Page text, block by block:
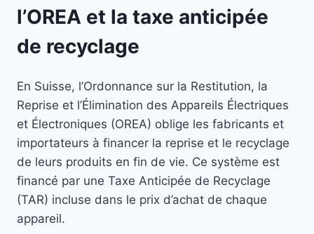
l’OREA et la taxe anticipée
de recyclage
En Suisse, l’Ordonnance sur la Restitution, la
Reprise et l’Élimination des Appareils Électriques
et Électroniques (OREA) oblige les fabricants et
importateurs à financer la reprise et le recyclage
de leurs produits en fin de vie. Ce système est
financé par une Taxe Anticipée de Recyclage
(TAR) incluse dans le prix d’achat de chaque
appareil.